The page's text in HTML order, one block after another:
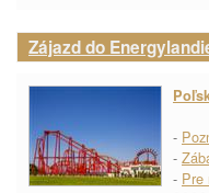
Zájazd do
-
-
- Pre